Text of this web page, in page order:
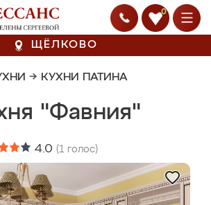
0
ЩЁЛКОВО
→ КУХНИ ПАТИНА
"Фавния"
4.0 (1 голос)